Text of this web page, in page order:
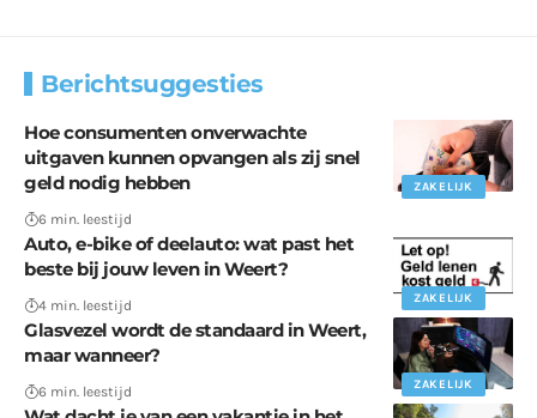
Berichtsuggesties
ZAKELIJK
Hoe consumenten onverwachte
uitgaven kunnen opvangen als zij snel
geld nodig hebben
6 min. leestijd
ZAKELIJK
Auto, e-bike of deelauto: wat past het
beste bij jouw leven in Weert?
4 min. leestijd
ZAKELIJK
Glasvezel wordt de standaard in Weert,
maar wanneer?
6 min. leestijd